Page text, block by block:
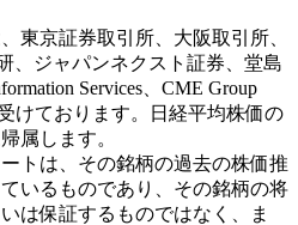
東京証券取引所、大阪取引所、
、ジャパンネクスト証券、堂島
Services、CME Group
けております。日経平均株価の
属します。
トは、その銘柄の過去の株価推
いるものであり、その銘柄の将
は保証するものではなく、ま